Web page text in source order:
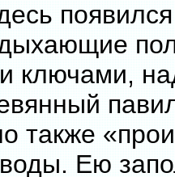
ключами,
также
Ею